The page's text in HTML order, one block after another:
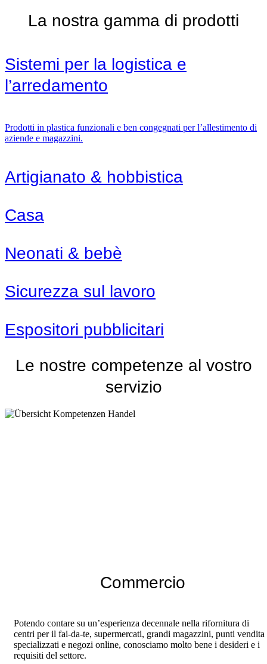
La nostra gamma di prodotti
Sistemi per la logistica e
l’arredamento
Prodotti in plastica funzionali e ben congegnati per l’allestimento di
aziende e magazzini.
Artigianato & hobbistica
Casa
Neonati & bebè
Sicurezza sul lavoro
Espositori pubblicitari
Le nostre competenze al vostro
servizio
Commercio
Potendo contare su un’esperienza decennale nella rifornitura di
centri per il fai-da-te, supermercati, grandi magazzini, punti vendita
specializzati e negozi online, conosciamo molto bene i desideri e i
requisiti del settore.